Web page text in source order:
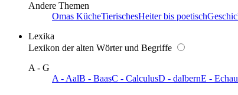
Andere Themen
Omas KücheTierischesHeiter bis poetisch
Lexika
Lexikon der alten Wörter und Begriffe
A - G
A - AalB - BaasC - CalculusD - dalbernE -